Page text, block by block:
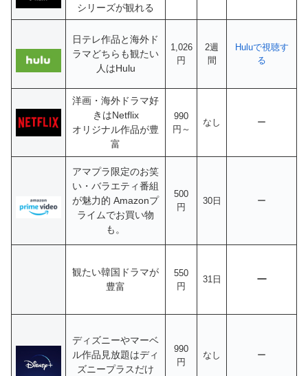
シリーズが観れる
日テレ作品と海外ド
ラマどちらも観たい
人はHulu
1,026
円
2週
間
Huluで視聴す
る
洋画・海外ドラマ好
きはNetflix
オリジナル作品が豊
富
990
円～
なし ー
アマプラ限定のお笑
い・バラエティ番組
が魅力的 Amazonプ
ライムでお買い物
も。
500
円
30日 ー
観たい韓国ドラマが
豊富
550
円
31日 ー
ディズニーやマーベ
ル作品見放題はディ
ズニープラスだけ
990
円
なし ー